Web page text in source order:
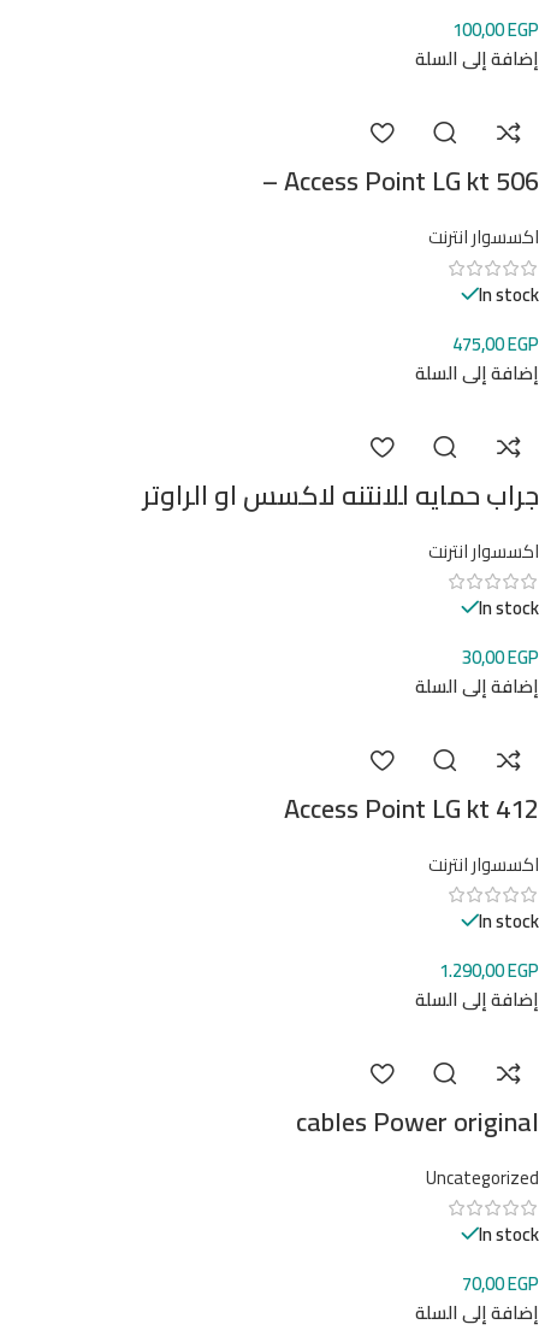
100,00EGP
إضافة إلى السلة
Access Point LG kt 506 –
اكسسوار انترنت
In stock
475,00EGP
إضافة إلى السلة
جراب حمايه للانتنه لاكسس او الراوتر
اكسسوار انترنت
In stock
30,00EGP
إضافة إلى السلة
Access Point LG kt 412
اكسسوار انترنت
In stock
1.290,00EGP
إضافة إلى السلة
cables Power original
Uncategorized
In stock
70,00EGP
إضافة إلى السلة